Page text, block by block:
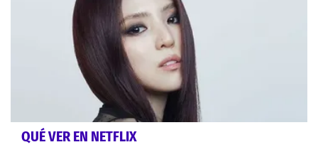
QUÉ VER EN NETFLIX